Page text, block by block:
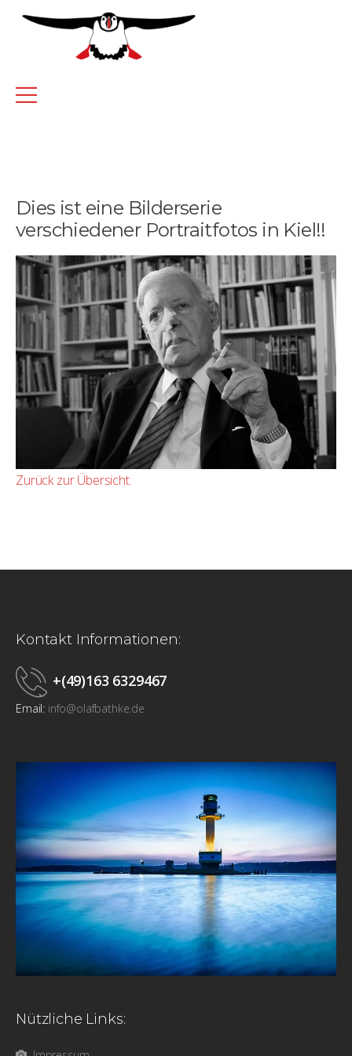
Dies ist eine Bilderserie
verschiedener Portraitfotos in Kiel!!
Zurück zur Übersicht.
Kontakt Informationen:
+(49)163 6329467
Email: info@olafbathke.de
Nützliche Links: